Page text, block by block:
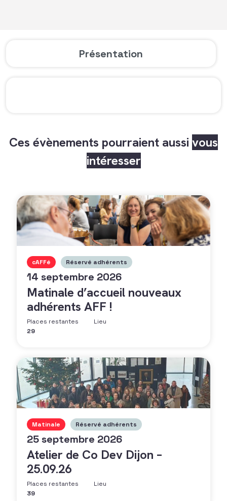
Présentation
Ces évènements pourraient aussi vous
intéresser
cAFFé Réservé adhérents
14 septembre 2026
Matinale d’accueil nouveaux
adhérents AFF !
Places restantes
29
Lieu
Matinale Réservé adhérents
25 septembre 2026
Atelier de Co Dev Dijon –
25.09.26
Places restantes
39
Lieu